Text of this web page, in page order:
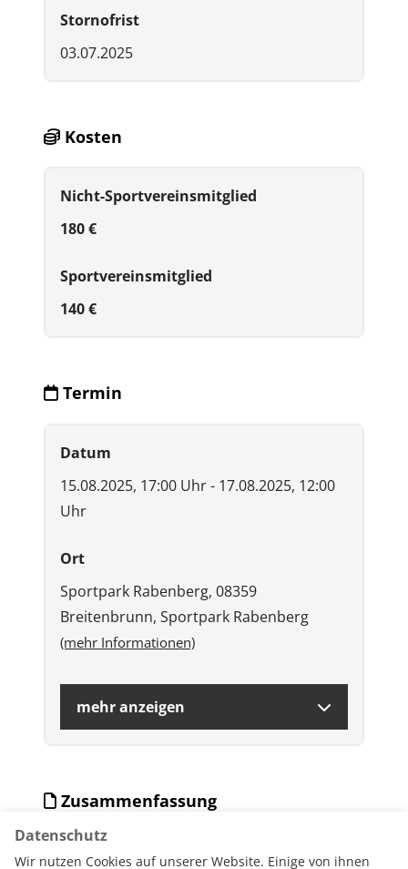
Stornofrist
03.07.2025
Kosten
Nicht-Sportvereinsmitglied
180 €
Sportvereinsmitglied
140 €
Termin
Datum
15.08.2025, 17:00 Uhr - 17.08.2025, 12:00
Uhr
Ort
Sportpark Rabenberg, 08359
Breitenbrunn, Sportpark Rabenberg
(mehr Informationen)
mehr anzeigen
Zusammenfassung
PDF-Download Veranstaltung
Datenschutz
Wir nutzen Cookies auf unserer Website. Einige von ihnen